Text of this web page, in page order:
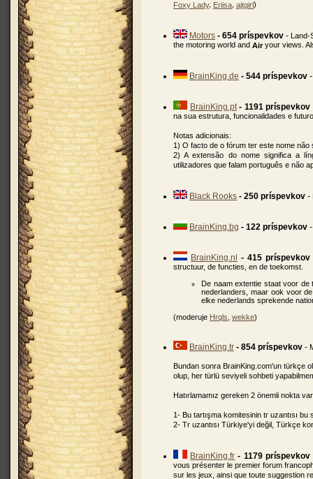
Foxy Lady, Eriisa, ajtgirl)
Motors - 654 príspevkov -
the motoring world and Airyour views.
BrainKing.de - 544 príspevkov
BrainKing.pt - 1191 príspevkov
na sua estrutura, funcionalidades e
Notas adicionais:
1) O facto de o fórum ter este nome
2) A extensão do nome significa a
utilizadores que falam português e não
Black Rooks - 250 príspevkov -
BrainKing.bg - 122 príspevkov
BrainKing.nl - 415 príspevkov
structuur, de functies, en de toekomst.
De naam extentie staat voor
nederlanders, maar ook voor
elke nederlands sprekende
(moderuje Hrqls wekke)
BrainKing.tr - 854 príspevkov -
Bundan sonra BrainKing.com'un türkçe
olup, her türlü seviyeli sohbeti
Hatırlamamız gereken 2 önemli nokta
1- Bu tartışma komitesinin tr uzantısı
2- Tr uzantısı Türkiye'yi değil, Türkçe
BrainKing.fr - 1179 príspevkov
vous présenter le premier forum
sur les jeux, ainsi que toute suggestion